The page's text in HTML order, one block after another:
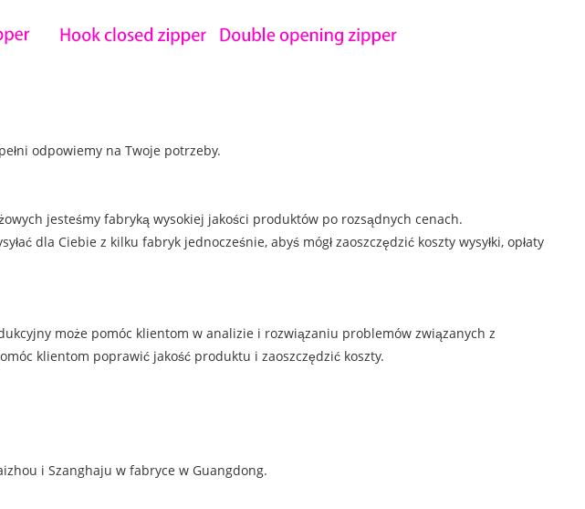
odpowiemy na Twoje potrzeby.
jesteśmy fabryką wysokiej jakości produktów po rozsądnych cenach.
dla Ciebie z kilku fabryk jednocześnie, abyś mógł zaoszczędzić koszty wysyłki, opłaty
może pomóc klientom w analizie i rozwiązaniu problemów związanych z
klientom poprawić jakość produktu i zaoszczędzić koszty.
i Szanghaju w fabryce w Guangdong.